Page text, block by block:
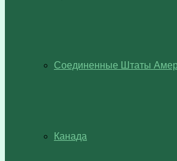
Соединенные Штаты
Канада